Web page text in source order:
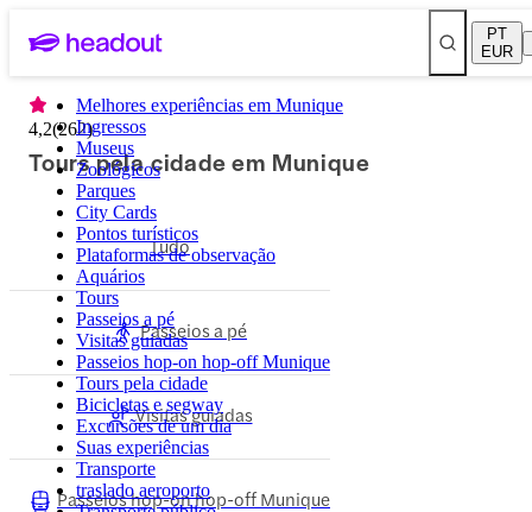
PT
EUR
Melhores experiências em Munique
Ingressos
Museus
Zoológicos
Parques
City Cards
Pontos turísticos
Plataformas de observação
Aquários
Tours
Passeios a pé
Visitas guiadas
Passeios hop-on hop-off Munique
Tours pela cidade
Bicicletas e segway
Excursões de um dia
Suas experiências
Transporte
traslado aeroporto
4,2(262)
Tours pela cidade em Munique
Tudo
Passeios a pé
Visitas guiadas
Passeios hop-on hop-off Munique